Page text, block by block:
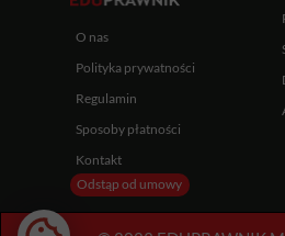
Odstąp od umowy
O nas
Polityka prywatności
Regulamin
Sposoby płatności
Kontakt